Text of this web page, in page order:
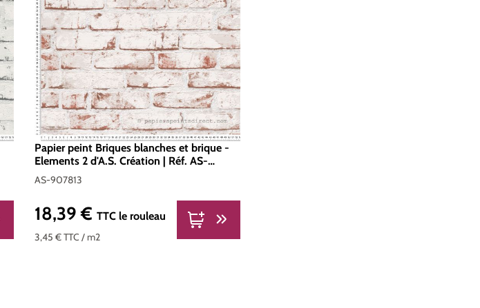
Papier peint Briques blanches et brique -
Elements 2 d'A.S. Création | Réf. AS-
907813
AS-907813
3,45 €TTC/ m2
Prix régulier :
18,39 €TTC le rouleau